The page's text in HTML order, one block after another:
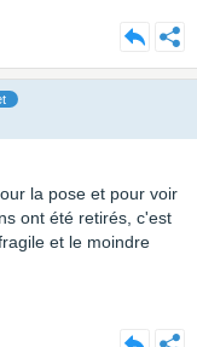
la pose et pour voir
ont été retirés, c'est
et le moindre